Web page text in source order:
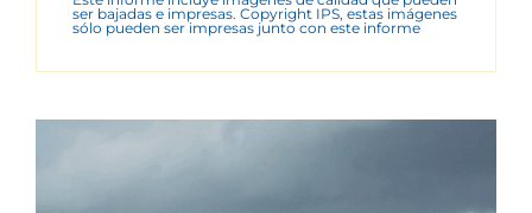
ser bajadas e impresas. Copyright IPS, estas imágenes
sólo pueden ser impresas junto con este informe